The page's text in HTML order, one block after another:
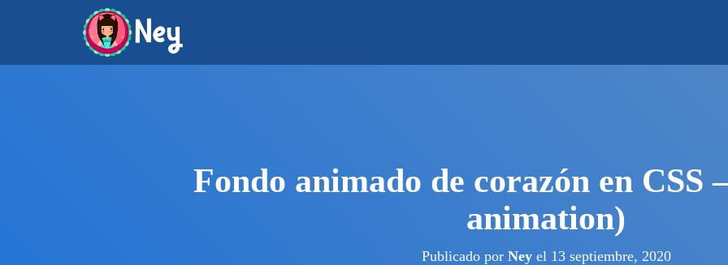
Fondo animado de corazón en CSS
animation)
Publicado por Neyel 13 septiembre, 2020